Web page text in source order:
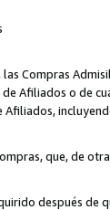
Compras
Afiliados o de
que, de
después de